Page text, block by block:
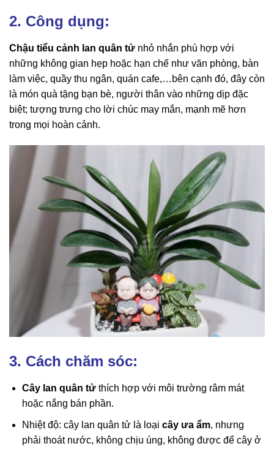
2. Công dụng:
Chậu tiểu cảnh lan quân tử nhỏ nhắn phù hợp với
những không gian hẹp hoặc hạn chế như văn phòng, bàn
làm việc, quầy thu ngân, quán cafe,…bên cạnh đó, đây còn
là món quà tặng bạn bè, người thân vào những dịp đặc
biệt; tượng trưng cho lời chúc may mắn, mạnh mẽ hơn
trong mọi hoàn cảnh.
3. Cách chăm sóc:
Cây lan quân tửthích hợp với môi trường râm mát
hoặc nắng bán phần.
Nhiệt độ: cây lan quân tử là loại cây ưa ẩm, nhưng
phải thoát nước, không chịu úng, không được để cây ở